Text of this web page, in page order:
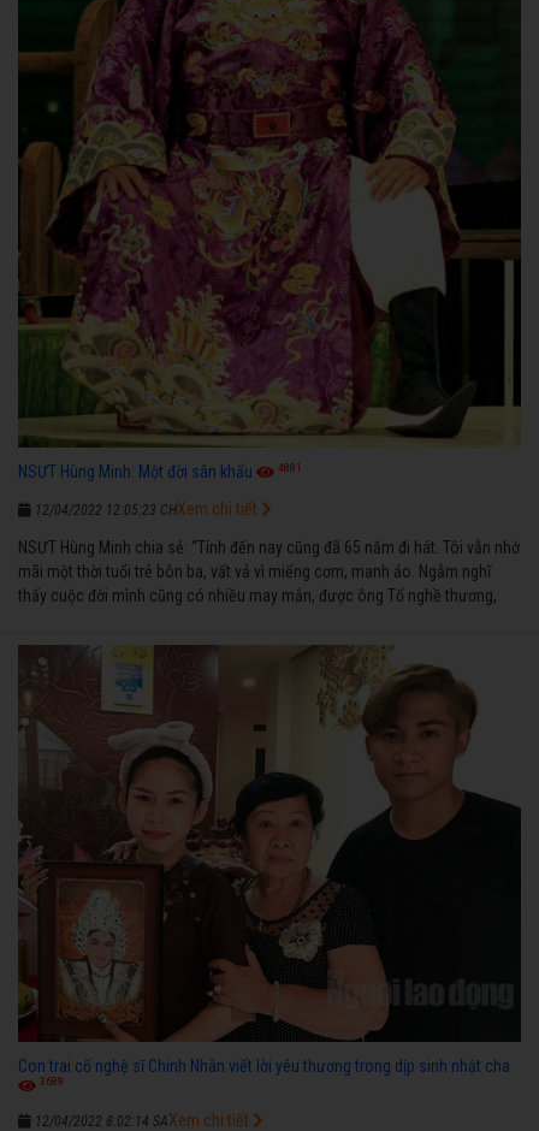
NSƯT Hùng Minh: Một đời sân khấu 4881
12/04/2022 12:05:23 CH
NSƯT Hùng Minh chia sẻ: “Tính đến nay cũng đã 65 năm đi hát. Tôi vẫn nhớ
mãi một thời tuổi trẻ bôn ba, vất vả vì miếng cơm, manh áo. Ngẫm nghĩ
thấy cuộc đời mình cũng có nhiều may mắn, được ông Tổ nghề thương,
ngược nhận được những cơ may để từng bước thành danh với nghiệp ca
diễn”.
Xem chi tiết
Con trai cố nghệ sĩ Chinh Nhân viết lời yêu thương trong dịp sinh nhật cha
3689
12/04/2022 8:02:14 SAXem chi tiết